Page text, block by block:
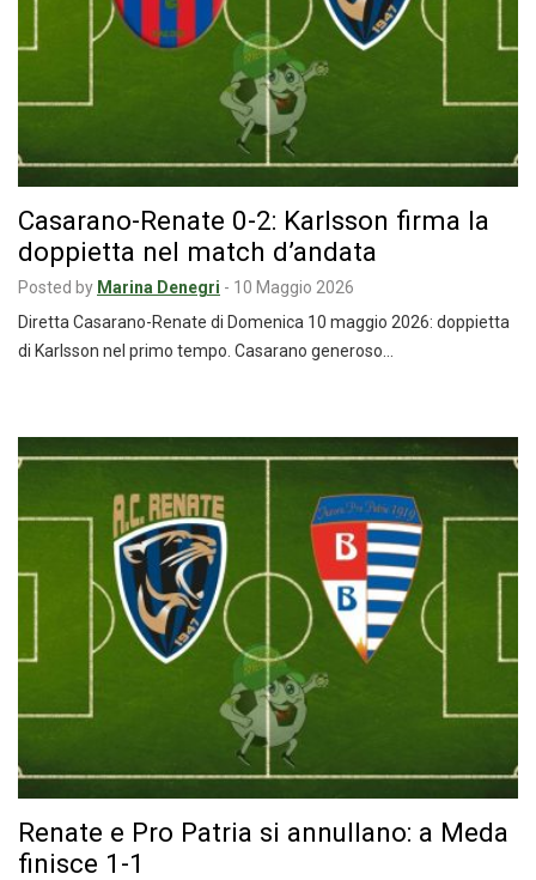
Casarano-Renate 0-2: Karlsson firma la
doppietta nel match d’andata
Posted by Marina Denegri - 10 Maggio 2026
Diretta Casarano-Renate di Domenica 10 maggio 2026: doppietta
di Karlsson nel primo tempo. Casarano generoso…
Renate e Pro Patria si annullano: a Meda
finisce 1-1